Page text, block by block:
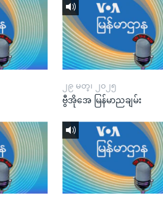
၂၉ မတ္၊ ၂၀၂၅
ဗွီအိုအေ မြန်မာညချမ်း